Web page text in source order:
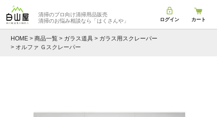
清掃のプロ向け清掃用品販売
清掃のお悩み相談なら 「はくさんや」 ログイン カート
HOME 商品一覧 ガラス道具
ガラス用スクレーパー
オルファ Ｇスクレーパー